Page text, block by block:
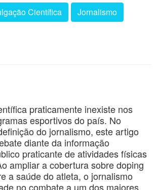
Científica
Jornalismo
praticamente inexiste nos
esportivos do país. No
do jornalismo, este artigo
diante da informação
praticante de atividades físicas
ampliar a cobertura sobre doping
a saúde do atleta, o jornalismo
no combate a um dos maiores